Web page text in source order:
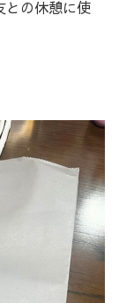
との休憩に使